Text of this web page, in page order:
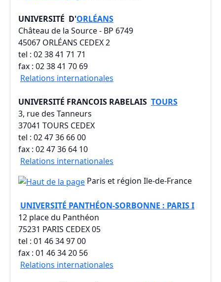
UNIVERSITÉ D'ORLÉANS
Château de la Source - BP 6749
45067 ORLÉANS CEDEX 2
tel : 02 38 41 71 71
fax : 02 38 41 70 69
Relations internationales
UNIVERSITÉ FRANCOIS RABELAIS TOURS
3, rue des Tanneurs
37041 TOURS CEDEX
tel : 02 47 36 66 00
fax : 02 47 36 64 10
Relations internationales
Paris et région Ile-de-France
UNIVERSITÉ PANTHÉON-SORBONNE : PARIS I
12 place du Panthéon
75231 PARIS CEDEX 05
tel : 01 46 34 97 00
fax : 01 46 34 20 56
Relations internationales